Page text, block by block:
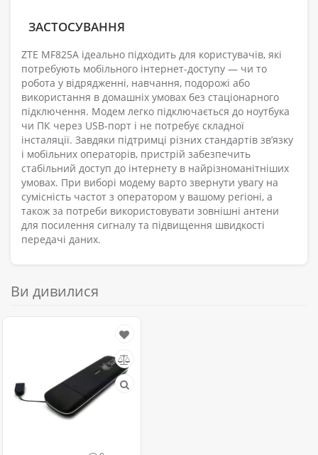
ЗАСТОСУВАННЯ
ZTE MF825A ідеально підходить для користувачів, які
потребують мобільного інтернет-доступу — чи то
робота у відрядженні, навчання, подорожі або
використання в домашніх умовах без стаціонарного
підключення. Модем легко підключається до ноутбука
чи ПК через USB-порт і не потребує складної
інсталяції. Завдяки підтримці різних стандартів зв’язку
і мобільних операторів, пристрій забезпечить
стабільний доступ до інтернету в найрізноманітніших
умовах. При виборі модему варто звернути увагу на
сумісність частот з оператором у вашому регіоні, а
також за потреби використовувати зовнішні антени
для посилення сигналу та підвищення швидкості
передачі даних.
Ви дивилися